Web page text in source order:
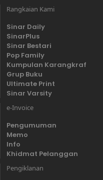
Rangkaian Kami
Sinar Daily
SinarPlus
Sinar Bestari
Pop Family
Kumpulan Karangkraf
Grup Buku
Ultimate Print
Sinar Varsity
e-Invoice
Pengumuman
Memo
Info
Khidmat Pelanggan
Pengiklanan